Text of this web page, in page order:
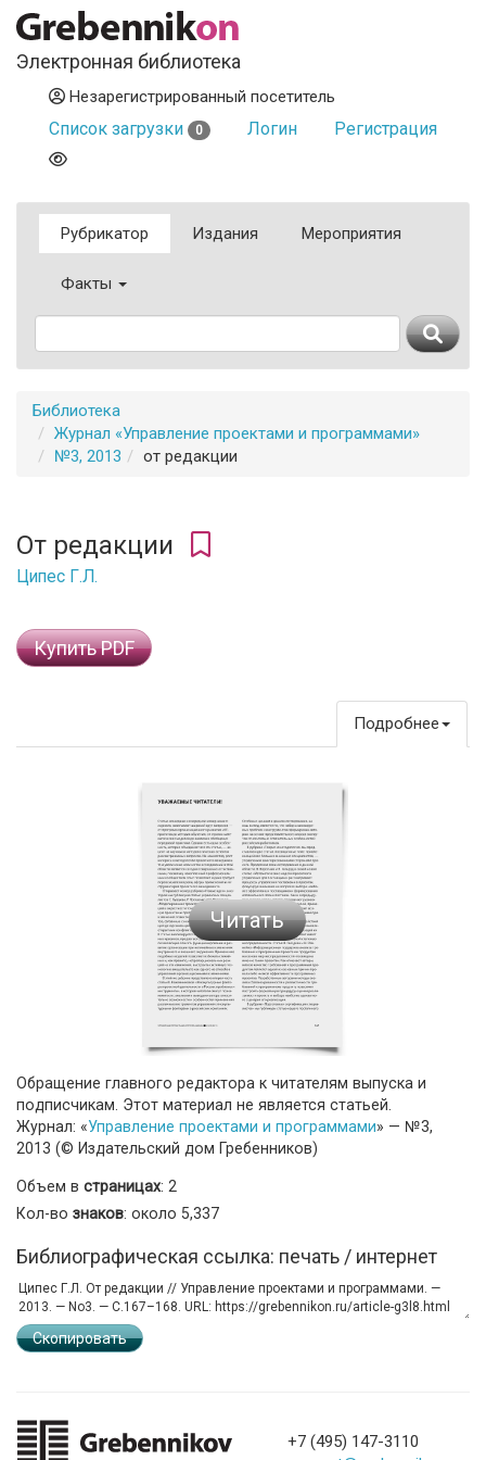
Электронная библиотека
Незарегистрированный посетитель
Список загрузки 0 Логин Регистрация
Рубрикатор Издания Мероприятия
Факты
Библиотека
Журнал «Управление проектами и программами»
№3, 2013
от редакции
От редакции
Ципес Г.Л.
Купить PDF
Подробнее
Читать
Обращение главного редактора к читателям выпуска и
подписчикам. Этот материал не является статьей.
Журнал: «Управление проектами и программами» — №3,
2013 (© Издательский дом Гребенников)
Объем в страницах: 2
Кол-во знаков: около 5,337
Библиографическая ссылка: печать / интернет
Скопировать
+7 (495) 147-3110